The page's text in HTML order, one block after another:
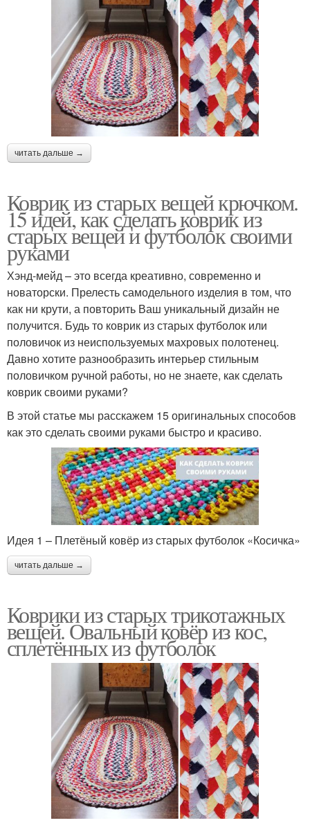
читать дальше →
Коврик из старых вещей крючком.
15 идей, как сделать коврик из
старых вещей и футболок своими
руками
Хэнд-мейд – это всегда креативно, современно и
новаторски. Прелесть самодельного изделия в том, что
как ни крути, а повторить Ваш уникальный дизайн не
получится. Будь то коврик из старых футболок или
половичок из неиспользуемых махровых полотенец.
Давно хотите разнообразить интерьер стильным
половичком ручной работы, но не знаете, как сделать
коврик своими руками?
В этой статье мы расскажем 15 оригинальных способов
как это сделать своими руками быстро и красиво.
Идея 1 – Плетёный ковёр из старых футболок «Косичка»
читать дальше →
Коврики из старых трикотажных
вещей. Овальный ковёр из кос,
сплетённых из футболок